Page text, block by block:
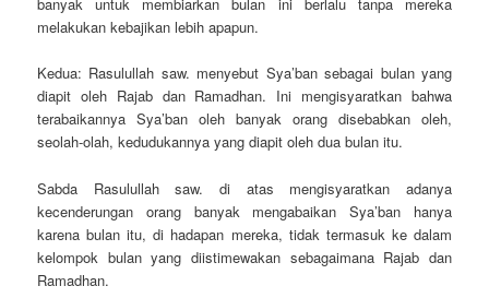
melakukan kebajikan lebih apapun.
Kedua: Rasulullah saw. menyebut Sya’ban sebagai bulan yang
diapit oleh Rajab dan Ramadhan. Ini mengisyaratkan bahwa
terabaikannya Sya’ban oleh banyak orang disebabkan oleh,
seolah-olah, kedudukannya yang diapit oleh dua bulan itu.
Sabda Rasulullah saw. di atas mengisyaratkan adanya
kecenderungan orang banyak mengabaikan Sya’ban hanya
karena bulan itu, di hadapan mereka, tidak termasuk ke dalam
kelompok bulan yang diistimewakan sebagaimana Rajab dan
Ramadhan.